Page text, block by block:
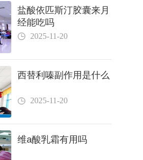
盐酸依匹斯汀胶囊来月
经能吃吗
2025-11-20
西替利嗪副作用是什么
2025-11-20
维a酸乳霜有用吗